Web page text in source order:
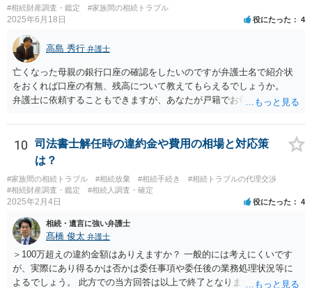
#相続財産調査・鑑定 #家族間の相続トラブル
2025年6月18日 役にたった 4
高島 秀行 弁護士
亡くなった母親の銀行口座の確認をしたいのですが弁護士名で紹介状
をおくれば口座の有無、残高について教えてもらえるでしょうか。
弁護士に依頼することもできますが、あなたが戸籍でお母さんの相続
高は教えてくれると思います。 自分ではよくわからないということ
であれば、弁護士に相談し依頼されたら良いと思います。
10
司法書士解任時の違約金や費用の相場と対応策
は？
#家族間の相続トラブル #相続放棄 #相続手続き
#相続トラブルの代理交渉
#相続財産調査・鑑定
#相続人調査・確定
2025年2月4日 役にたった 4
相続・遺言に強い弁護士
髙橋 俊太 弁護士
＞100万超えの違約金額はありえますか？ 一般的には考えにくいです
が、実際にあり得るかは否かは委任事項や委任後の業務処理状況等に
よるでしょう。 此方での当方回答は以上で終了となりますが、参考に